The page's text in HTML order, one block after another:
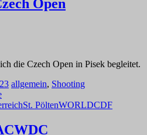
Open
die Czech Open in Pisek begleitet.
allgemein, Shooting
St. PöltenWORLDCDF